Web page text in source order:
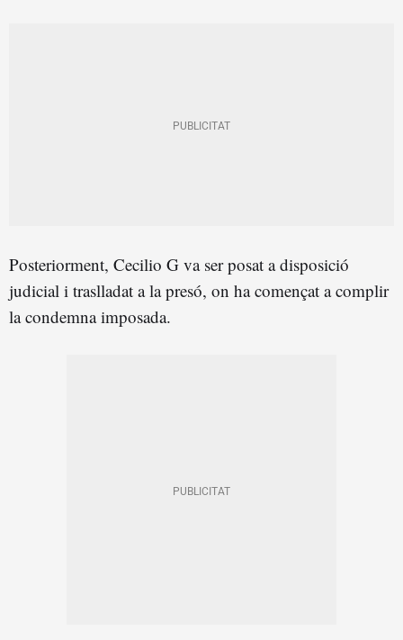
Posteriorment, Cecilio G va ser posat a disposició
judicial i traslladat a la presó, on ha començat a complir
la condemna imposada.